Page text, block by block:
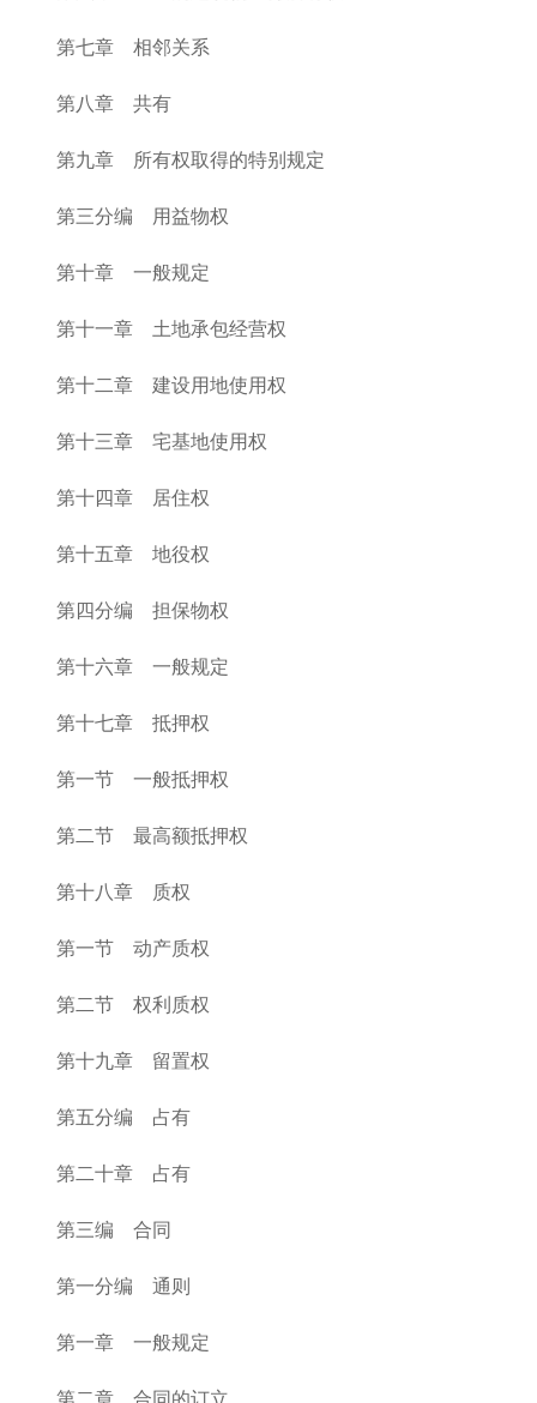
第七章 相邻关系
第八章 共有
第九章 所有权取得的特别规定
第三分编 用益物权
第十章 一般规定
第十一章 土地承包经营权
第十二章 建设用地使用权
第十三章 宅基地使用权
第十四章 居住权
第十五章 地役权
第四分编 担保物权
第十六章 一般规定
第十七章 抵押权
第一节 一般抵押权
第二节 最高额抵押权
第十八章 质权
第一节 动产质权
第二节 权利质权
第十九章 留置权
第五分编 占有
第二十章 占有
第三编 合同
第一分编 通则
第一章 一般规定
第二章 合同的订立